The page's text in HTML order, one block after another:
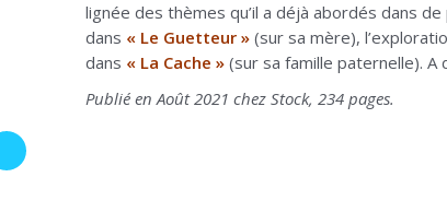
lignée des thèmes qu’il a déjà abordés dans
dans « Le Guetteur » (sur sa mère),
dans « La Cache » (sur sa famille paternelle). A
Publié en Août 2021 chez Stock, 234 pages.